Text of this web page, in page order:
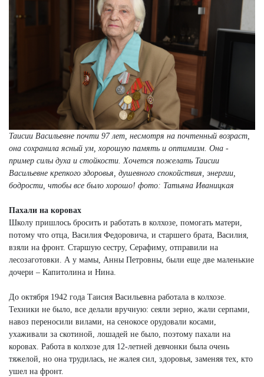
Таисии Васильевне почти 97 лет, несмотря на почтенный возраст,
она сохранила ясный ум, хорошую память и оптимизм. Она -
пример силы духа и стойкости. Хочется пожелать Таисии
Васильевне крепкого здоровья, душевного спокойствия, энергии,
бодрости, чтобы все было хорошо! фото: Татьяна Иваницкая
Пахали на коровах
Школу пришлось бросить и работать в колхозе, помогать матери,
потому что отца, Василия Федоровича, и старшего брата, Василия,
взяли на фронт. Старшую сестру, Серафиму, отправили на
лесозаготовки. А у мамы, Анны Петровны, были еще две маленькие
дочери – Капитолина и Нина.
До октября 1942 года Таисия Васильевна работала в колхозе.
Техники не было, все делали вручную: сеяли зерно, жали серпами,
навоз переносили вилами, на сенокосе орудовали косами,
ухаживали за скотиной, лошадей не было, поэтому пахали на
коровах. Работа в колхозе для 12-летней девчонки была очень
тяжелой, но она трудилась, не жалея сил, здоровья, заменяя тех, кто
ушел на фронт.